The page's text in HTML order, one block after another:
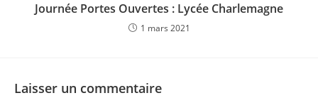
Journée Portes Ouvertes : Lycée Charlemagne
1 mars 2021
Laisser un commentaire